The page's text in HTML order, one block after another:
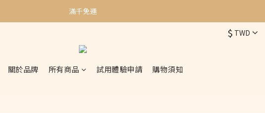
加入會員贈$50購物金｜邀請好友再贈$100購物金
滿千免運
$ TWD
關於品牌 所有商品 試用體驗申請 購物須知